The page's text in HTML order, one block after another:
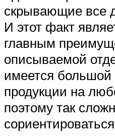
скрывающие все
И этот факт
главным
описываемой
имеется большой
продукции на
поэтому так